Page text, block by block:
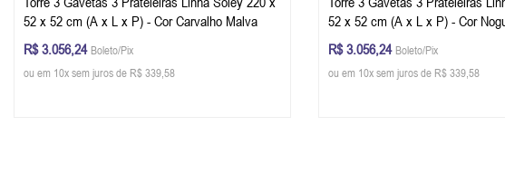
52 x 52 cm (A x L x P) - Cor Carvalho Malva
R$ 3.056,24 Boleto/Pix
ou em 10x sem juros de R$ 339,58
52 x 52 cm (A x L x P) - Cor Nogueira - Louro
Freijó
R$ 3.056,24 Boleto/Pix
ou em 10x sem juros de R$ 339,58